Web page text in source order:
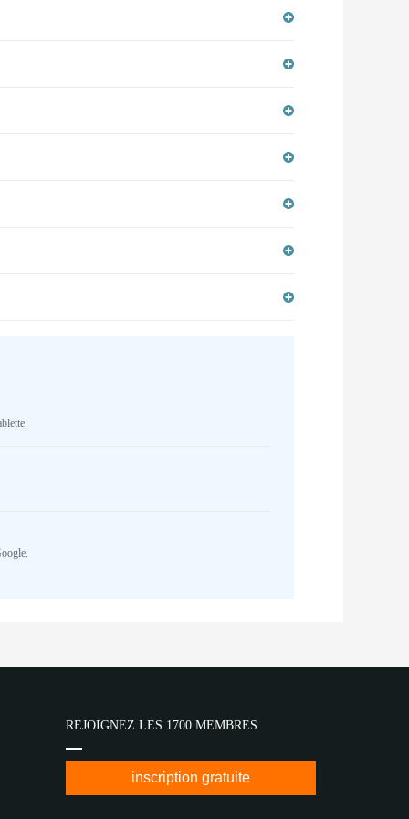
REJOIGNEZ LES 1700 MEMBRES
inscription gratuite